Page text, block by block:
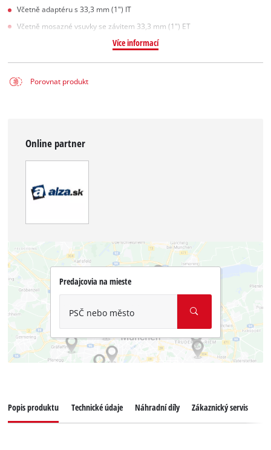
Včetně adaptéru s 33,3 mm (1") IT
Včetně mosazné vsuvky se závitem 33,3 mm (1") ET
Více informací
Porovnat produkt
Online partner
Predajcovia na mieste
PSČ nebo město
Popis produktu Technické údaje Náhradní díly Zákaznický servis